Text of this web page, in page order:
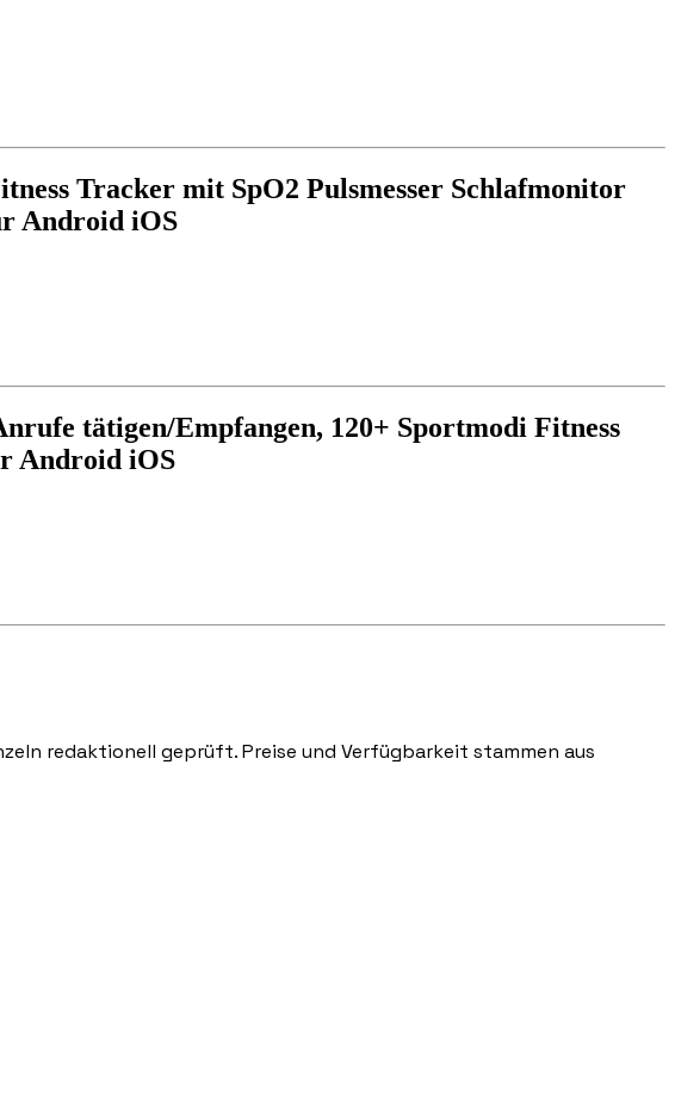
Tracker mit SpO2 Pulsmesser Schlafmonitor
Android iOS
tätigen/Empfangen, 120+ Sportmodi Fitness
Android iOS
redaktionell geprüft. Preise und Verfügbarkeit stammen aus